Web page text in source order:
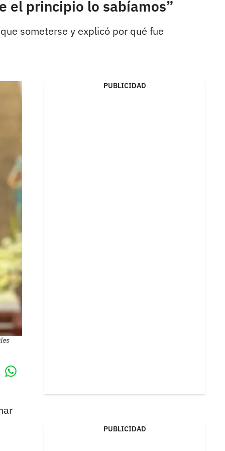
el principio lo sabíamos”
someterse y explicó por qué fue
PUBLICIDAD
PUBLICIDAD